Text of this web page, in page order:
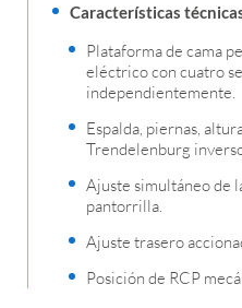
Características
Plataforma de cama
eléctrico con cuatro
independientemente.
Espalda, piernas,
Trendelenburg
Ajuste simultáneo de
pantorrilla.
Ajuste trasero
Posición de RCP